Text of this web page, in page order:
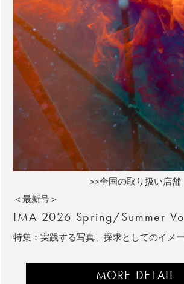
>>全国の取り扱い店舗
＜最新号＞
IMA 2026 Spring/Summer
特集：実践する写真、探求としてのイメ
MORE DETAIL